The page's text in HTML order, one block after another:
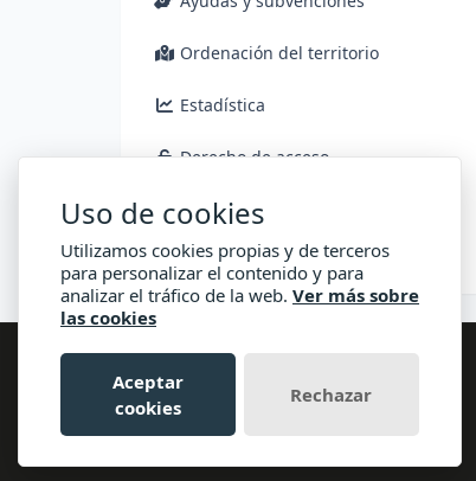
Ordenación del territorio
Estadística
Derecho de acceso
Consulta pública
Uso de cookies
Utilizamos cookies propias y de terceros
para personalizar el contenido y para
analizar el tráfico de la web. Ver más sobre
las cookies
Aceptar
cookies
Rechazar